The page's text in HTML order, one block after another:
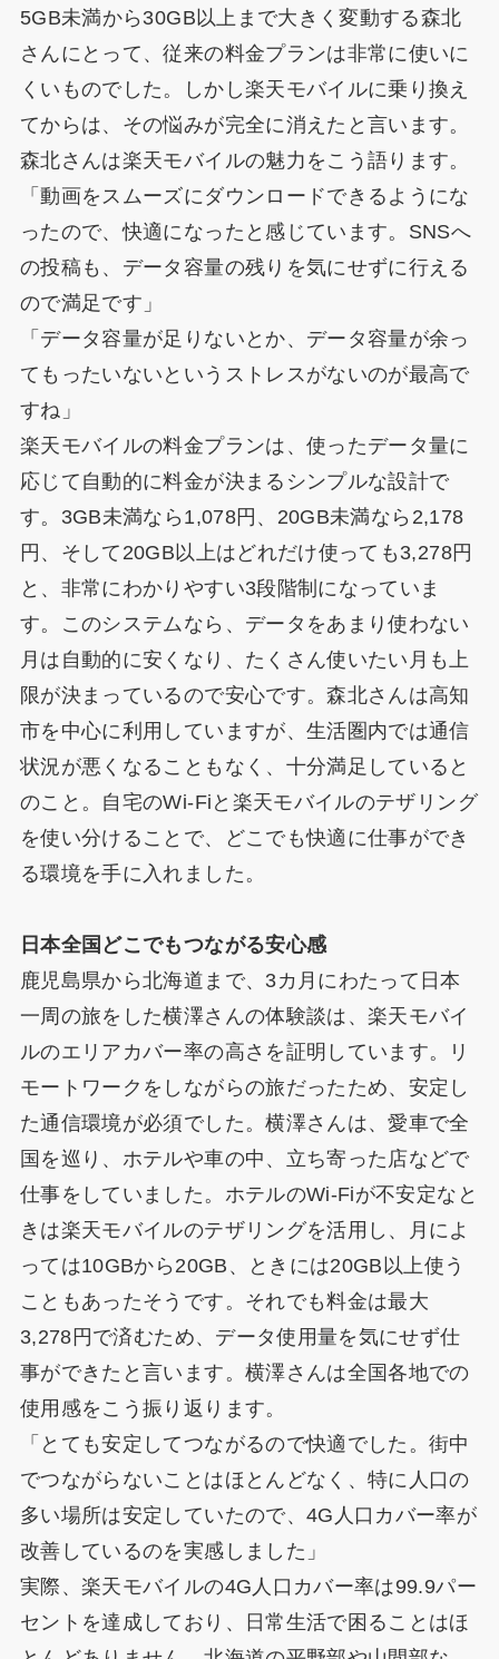
5GB未満から30GB以上まで大きく変動する森北
さんにとって、従来の料金プランは非常に使いに
くいものでした。しかし楽天モバイルに乗り換え
てからは、その悩みが完全に消えたと言います。
森北さんは楽天モバイルの魅力をこう語ります。
「動画をスムーズにダウンロードできるようにな
ったので、快適になったと感じています。SNSへ
の投稿も、データ容量の残りを気にせずに行える
ので満足です」
「データ容量が足りないとか、データ容量が余っ
てもったいないというストレスがないのが最高で
すね」
楽天モバイルの料金プランは、使ったデータ量に
応じて自動的に料金が決まるシンプルな設計で
す。3GB未満なら1,078円、20GB未満なら2,178
円、そして20GB以上はどれだけ使っても3,278円
と、非常にわかりやすい3段階制になっていま
す。このシステムなら、データをあまり使わない
月は自動的に安くなり、たくさん使いたい月も上
限が決まっているので安心です。森北さんは高知
市を中心に利用していますが、生活圏内では通信
状況が悪くなることもなく、十分満足していると
のこと。自宅のWi-Fiと楽天モバイルのテザリング
を使い分けることで、どこでも快適に仕事ができ
る環境を手に入れました。
日本全国どこでもつながる安心感
鹿児島県から北海道まで、3カ月にわたって日本
一周の旅をした横澤さんの体験談は、楽天モバイ
ルのエリアカバー率の高さを証明しています。リ
モートワークをしながらの旅だったため、安定し
た通信環境が必須でした。横澤さんは、愛車で全
国を巡り、ホテルや車の中、立ち寄った店などで
仕事をしていました。ホテルのWi-Fiが不安定なと
きは楽天モバイルのテザリングを活用し、月によ
っては10GBから20GB、ときには20GB以上使う
こともあったそうです。それでも料金は最大
3,278円で済むため、データ使用量を気にせず仕
事ができたと言います。横澤さんは全国各地での
使用感をこう振り返ります。
「とても安定してつながるので快適でした。街中
でつながらないことはほとんどなく、特に人口の
多い場所は安定していたので、4G人口カバー率が
改善しているのを実感しました」
実際、楽天モバイルの4G人口カバー率は99.9パー
セントを達成しており、日常生活で困ることはほ